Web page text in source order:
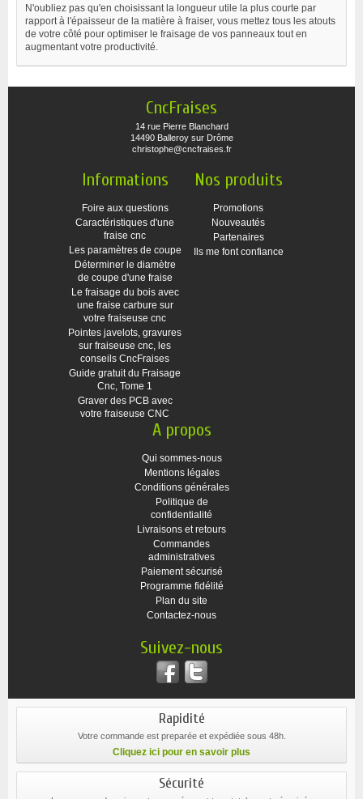
N'oubliez pas qu'en choisissant la longueur utile la plus courte par
rapport à l'épaisseur de la matière à fraiser, vous mettez tous les atouts
de votre côté pour optimiser le fraisage de vos panneaux tout en
augmentant votre productivité.
CncFraises
14 rue Pierre Blanchard
14490 Balleroy sur Drôme
christophe@cncfraises.fr
Informations
Foire aux questions
Caractéristiques d'une
fraise cnc
Les paramètres de coupe
Déterminer le diamètre
de coupe d'une fraise
Le fraisage du bois avec
une fraise carbure sur
votre fraiseuse cnc
Pointes javelots, gravures
sur fraiseuse cnc, les
conseils CncFraises
Guide gratuit du Fraisage
Cnc, Tome 1
Graver des PCB avec
votre fraiseuse CNC
Nos produits
Promotions
Nouveautés
Partenaires
Ils me font confiance
A propos
Qui sommes-nous
Mentions légales
Conditions générales
Politique de
confidentialité
Livraisons et retours
Commandes
administratives
Paiement sécurisé
Programme fidélité
Plan du site
Contactez-nous
Suivez-nous
Rapidité
Votre commande est preparée et expédiée sous 48h.
Cliquez ici pour en savoir plus
Sécurité